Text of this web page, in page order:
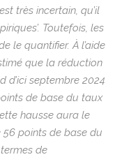
très incertain, qu’il
Toutefois, les
le quantifier. À l’aide
que la réduction
d’ici septembre 2024
de base du taux
hausse aura le
56 points de base du
de